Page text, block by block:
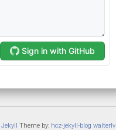
Jekyll Theme by: hcz-jekyll-blog walterlv